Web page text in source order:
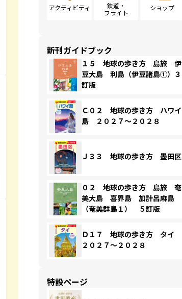
アクティビティ
鉄道・
フライト
ショップ
新刊ガイドブック
１５ 地球の歩き方 島旅 伊
豆大島 利島（伊豆諸島①）３
訂版
Ｃ０２ 地球の歩き方 ハワイ
島 ２０２７～２０２８
Ｊ３３ 地球の歩き方 墨田区
０２ 地球の歩き方 島旅 奄
美大島 喜界島 加計呂麻島
（奄美群島１） ５訂版
Ｄ１７ 地球の歩き方 タイ
２０２７～２０２８
特設ページ